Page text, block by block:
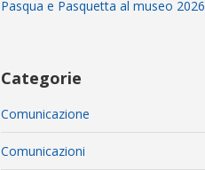
Pasqua e Pasquetta al museo 2026
Categorie
Comunicazione
Comunicazioni